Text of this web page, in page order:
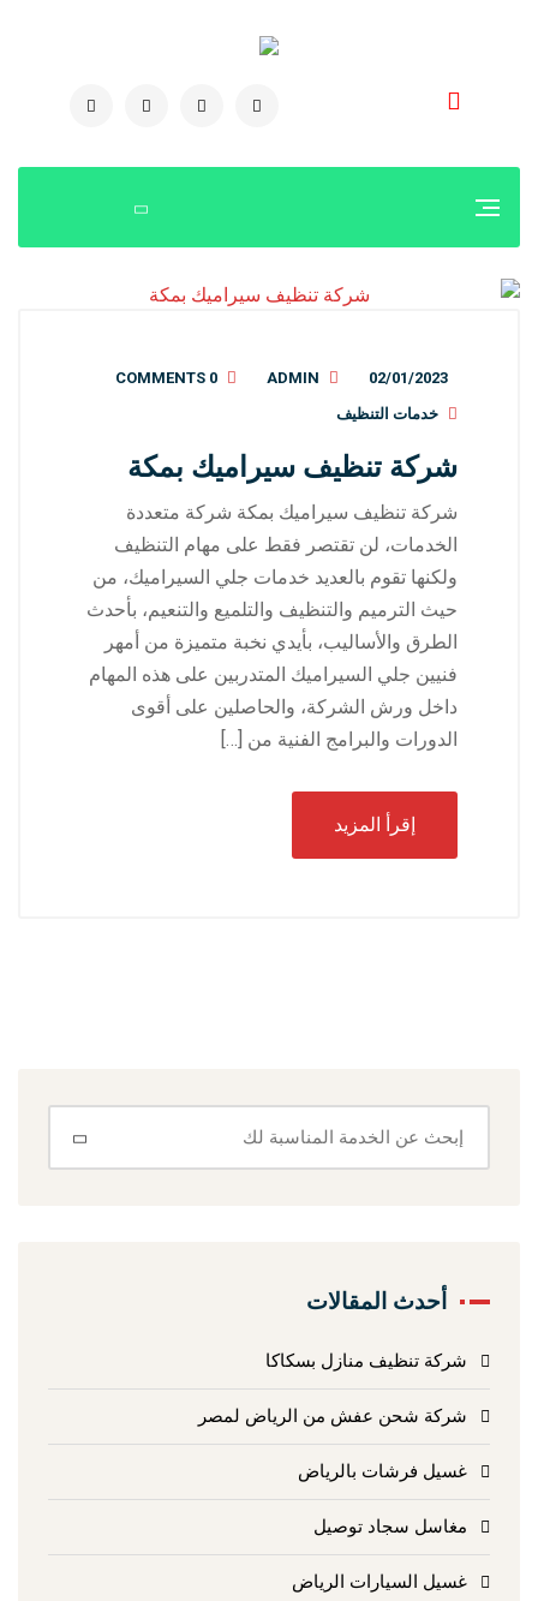
02/01/2023
ADMIN
0 COMMENTS
خدمات التنظيف
شركة تنظيف سيراميك بمكة
شركة تنظيف سيراميك بمكة شركة متعددة
الخدمات، لن تقتصر فقط على مهام التنظيف
ولكنها تقوم بالعديد خدمات جلي السيراميك، من
حيث الترميم والتنظيف والتلميع والتنعيم، بأحدث
الطرق والأساليب، بأيدي نخبة متميزة من أمهر
فنيين جلي السيراميك المتدربين على هذه المهام
داخل ورش الشركة، والحاصلين على أقوى
الدورات والبرامج الفنية من […]
إقرأ المزيد
أحدث المقالات
شركة تنظيف منازل بسكاكا
شركة شحن عفش من الرياض لمصر
غسيل فرشات بالرياض
مغاسل سجاد توصيل
غسيل السيارات الرياض